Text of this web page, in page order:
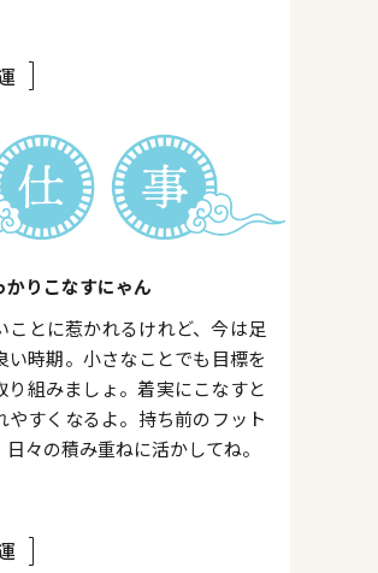
かりこなすにゃん
ことに惹かれるけれど、今は足
い時期。小さなことでも目標を
り組みましょ。着実にこなすと
やすくなるよ。持ち前のフット
々の積み重ねに活かしてね。